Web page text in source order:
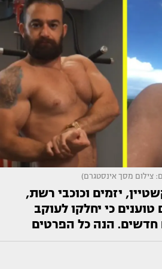
צילום מסך אינסטגרם)
יזמים וכוכבי רשת,
כי יחלקו לעוקב
חדשים. הנה כל הפרטים